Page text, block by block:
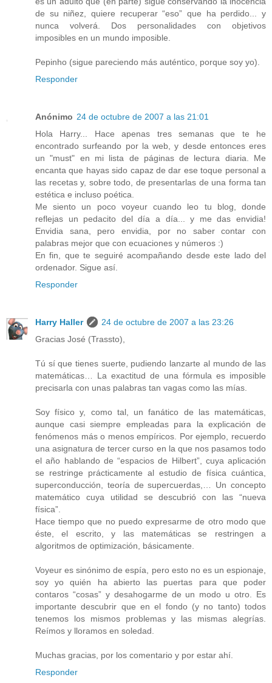
de su niñez, quiere recuperar “eso” que ha perdido... y
nunca volverá. Dos personalidades con objetivos
imposibles en un mundo imposible.
Pepinho (sigue pareciendo más auténtico, porque soy yo).
Responder
Anónimo 24 de octubre de 2007 a las 21:01
Hola Harry... Hace apenas tres semanas que te he
encontrado surfeando por la web, y desde entonces eres
un "must" en mi lista de páginas de lectura diaria. Me
encanta que hayas sido capaz de dar ese toque personal a
las recetas y, sobre todo, de presentarlas de una forma tan
estética e incluso poética.
Me siento un poco voyeur cuando leo tu blog, donde
reflejas un pedacito del día a día... y me das envidia!
Envidia sana, pero envidia, por no saber contar con
palabras mejor que con ecuaciones y números :)
En fin, que te seguiré acompañando desde este lado del
ordenador. Sigue así.
Responder
Harry Haller
24 de octubre de 2007 a las 23:26
Gracias José (Trassto),
Tú sí que tienes suerte, pudiendo lanzarte al mundo de las
matemáticas… La exactitud de una fórmula es imposible
precisarla con unas palabras tan vagas como las mías.
Soy físico y, como tal, un fanático de las matemáticas,
aunque casi siempre empleadas para la explicación de
fenómenos más o menos empíricos. Por ejemplo, recuerdo
una asignatura de tercer curso en la que nos pasamos todo
el año hablando de “espacios de Hilbert”, cuya aplicación
se restringe prácticamente al estudio de física cuántica,
superconducción, teoría de supercuerdas,… Un concepto
matemático cuya utilidad se descubrió con las “nueva
física”.
Hace tiempo que no puedo expresarme de otro modo que
éste, el escrito, y las matemáticas se restringen a
algoritmos de optimización, básicamente.
Voyeur es sinónimo de espía, pero esto no es un espionaje,
soy yo quién ha abierto las puertas para que poder
contaros “cosas” y desahogarme de un modo u otro. Es
importante descubrir que en el fondo (y no tanto) todos
tenemos los mismos problemas y las mismas alegrías.
Reímos y lloramos en soledad.
Muchas gracias, por los comentario y por estar ahí.
Responder